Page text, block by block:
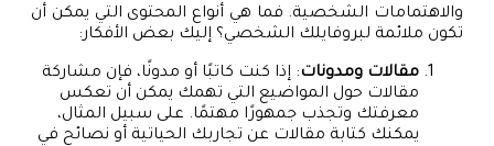
والاهتمامات الشخصية. فما هي أنواع المحتوى التي يمكن أن
تكون ملائمة لبروفايلك الشخصي؟ إليك بعض الأفكار:
مقالات ومدونات: إذا كنت كاتبًا أو مدونًا، فإن مشاركة
مقالات حول المواضيع التي تهمك يمكن أن تعكس
معرفتك وتجذب جمهورًا مهتمًا. على سبيل المثال،
يمكنك كتابة مقالات عن تجاربك الحياتية أو نصائح في